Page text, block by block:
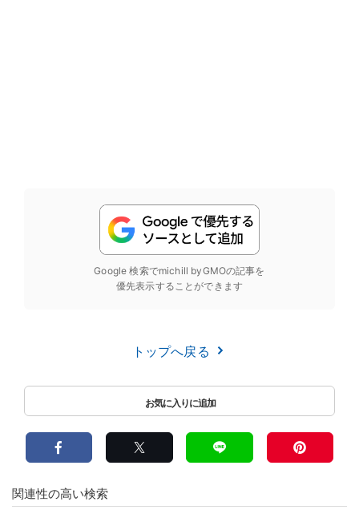
Google 検索でmichill byGMOの記事を
優先表示することができます
トップへ戻る